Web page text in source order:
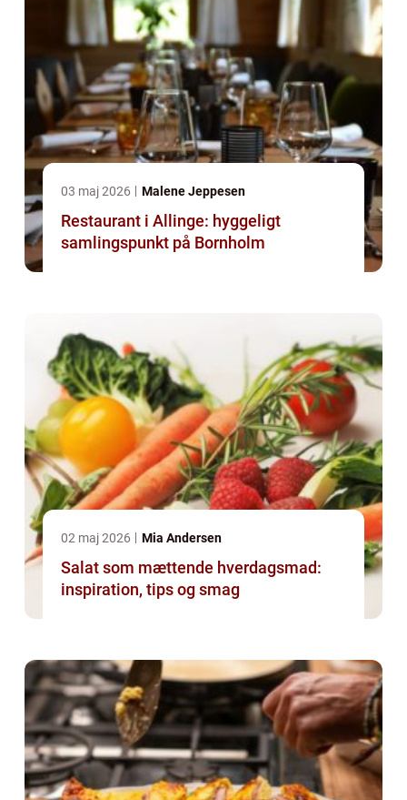
03 maj 2026 Malene Jeppesen
Restaurant i Allinge: hyggeligt
samlingspunkt på Bornholm
02 maj 2026 Mia Andersen
Salat som mættende hverdagsmad:
inspiration, tips og smag